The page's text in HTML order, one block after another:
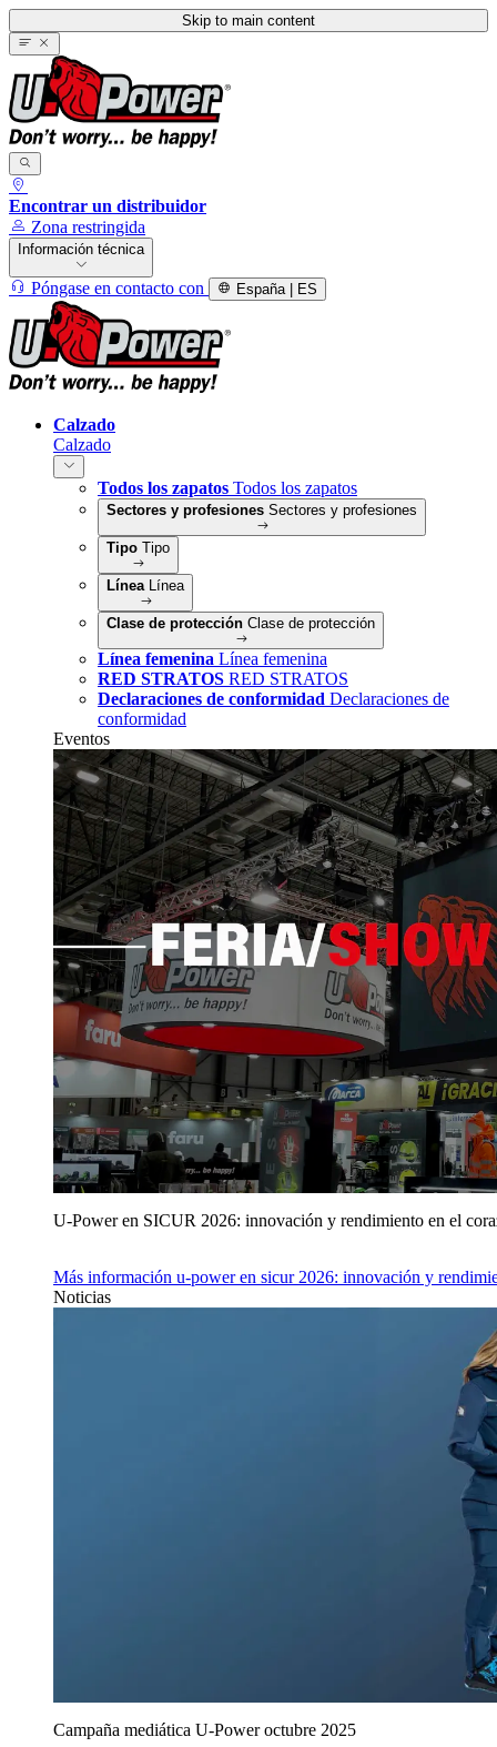
Skip to main content
Encontrar un distribuidor
Zona restringida
Información técnica
Póngase en contacto con España | ES
Calzado
Calzado
Todos los zapatos Todos los zapatos
Sectores y profesiones Sectores y profesiones
Tipo Tipo
Línea Línea
Clase de protección Clase de protección
Línea femenina Línea femenina
RED STRATOS RED STRATOS
Declaraciones de conformidad Declaraciones de
conformidad
Eventos
U‑Power en SICUR 2026: innovación y rendimiento en el
Más información u‑power en sicur 2026: innovación y
Noticias
Campaña mediática U‑Power octubre 2025